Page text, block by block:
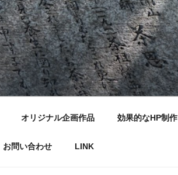
オリジナル企画作品 効果的なHP制作
お問い合わせ LINK